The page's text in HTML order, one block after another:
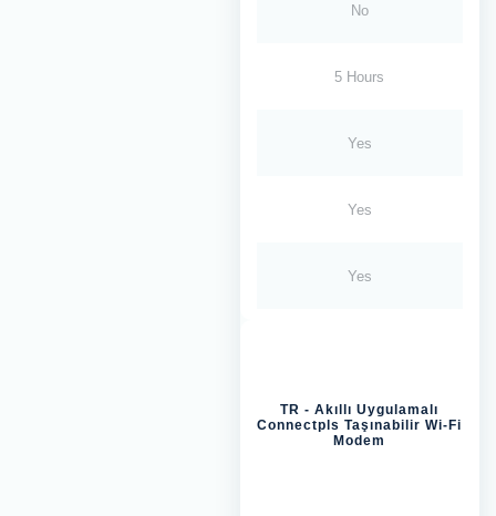
No
5 Hours
Yes
Yes
Yes
TR - Akıllı Uygulamalı
Connectpls Taşınabilir Wi-Fi
Modem